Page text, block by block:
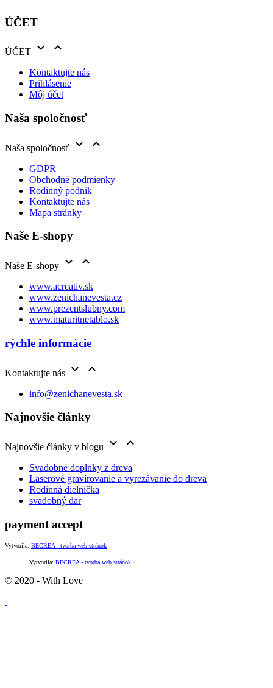
ÚČET
ÚČET  
Kontaktujte nás
Prihlásenie
Môj účet
Naša spoločnosť
Naša spoločnosť  
GDPR
Obchodné podmienky
Rodinný podnik
Kontaktujte nás
Mapa stránky
Naše E-shopy
Naše E-shopy  
www.acreativ.sk
www.zenichanevesta.cz
www.prezentslubny.com
www.maturitnetablo.sk
rýchle informácie
Kontaktujte nás  
info@zenichanevesta.sk
Najnovšie články
Najnovšie články v blogu  
Svadobné doplnky z dreva
Laserové gravírovanie a vyrezávanie do dreva
Rodinná dielnička
svadobný dar
payment accept
Vytvorila: BECREA - tvorba web stránok
Vytvorila: BECREA - tvorba web stránok
© 2020 - With Love